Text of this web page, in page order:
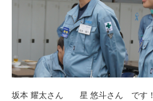
坂本 耀太さん 星 悠斗さん です！